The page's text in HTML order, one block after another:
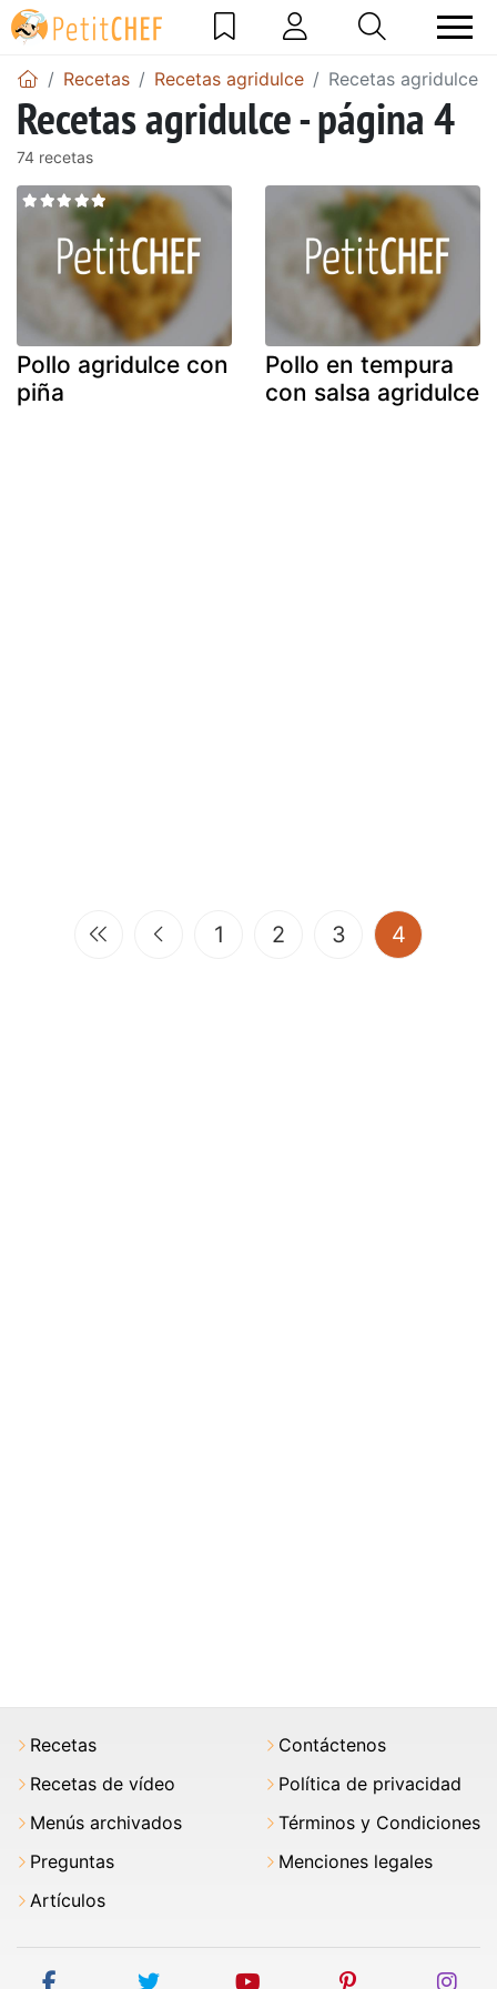
Recetas Recetas agridulce Recetas agridulce
Recetas agridulce - página 4
74 recetas
Pollo agridulce con
piña
Pollo en tempura
con salsa agridulce
1 2 3 4(current)
Recetas
Recetas de vídeo
Menús archivados
Preguntas
Artículos
Contáctenos
Política de privacidad
Términos y Condiciones
Menciones legales
facebook twitter youtube pinterest